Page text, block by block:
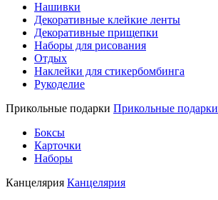
Нашивки
Декоративные клейкие ленты
Декоративные прищепки
Наборы для рисования
Отдых
Наклейки для стикербомбинга
Рукоделие
Прикольные подарки Прикольные подарки
Боксы
Карточки
Наборы
Канцелярия Канцелярия